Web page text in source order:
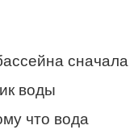
сначала
воды
что вода